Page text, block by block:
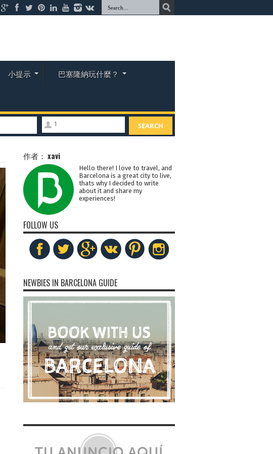
小提示 巴塞隆納玩什麼？
1 SEARCH
作者： xavi
Hello there! I love to travel, and
Barcelona is a great city to live,
thats why I decided to write
about it and share my
experiences!
FOLLOW US
NEWBIES IN BARCELONA GUIDE